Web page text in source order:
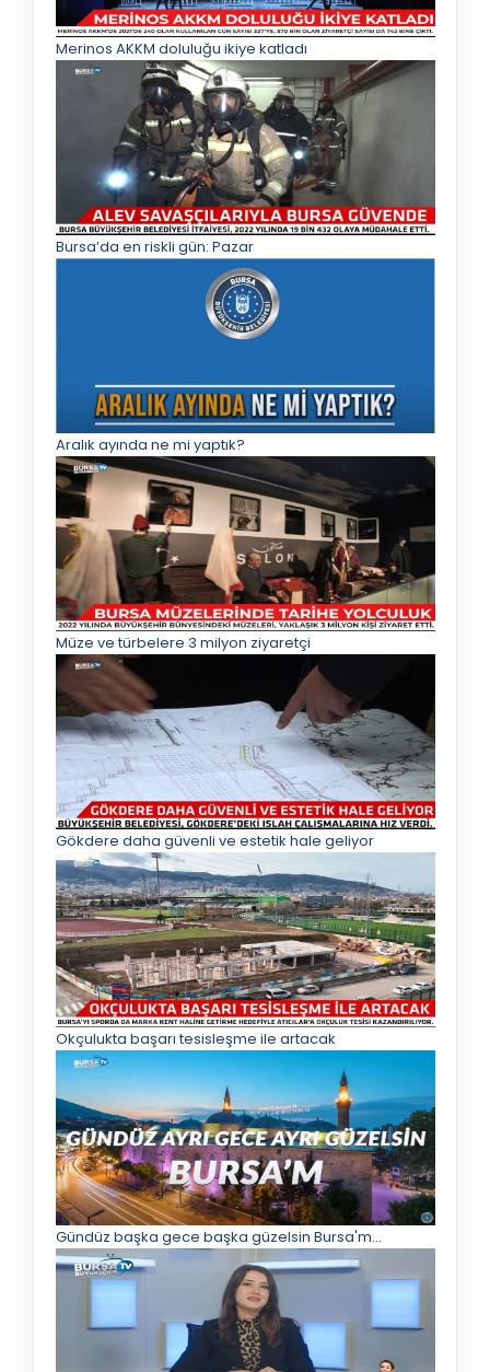
Merinos AKKM doluluğu ikiye katladı
Bursa’da en riskli gün: Pazar
Aralık ayında ne mi yaptık?
Müze ve türbelere 3 milyon ziyaretçi
Gökdere daha güvenli ve estetik hale geliyor
Okçulukta başarı tesisleşme ile artacak
Gündüz başka gece başka güzelsin Bursa'm...